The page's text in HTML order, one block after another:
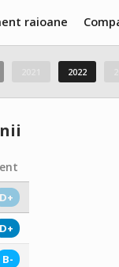
raioane
2022
D+
D+
B-